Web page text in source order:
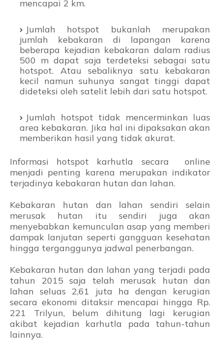
mencapai 2 km.
Jumlah hotspot bukanlah merupakan
jumlah kebakaran di lapangan karena
beberapa kejadian kebakaran dalam radius
500 m dapat saja terdeteksi sebagai satu
hotspot. Atau sebaliknya satu kebakaran
kecil namun suhunya sangat tinggi dapat
dideteksi oleh satelit lebih dari satu hotspot.
Jumlah hotspot tidak mencerminkan luas
area kebakaran. Jika hal ini dipaksakan akan
memberikan hasil yang tidak akurat.
Informasi hotspot karhutla secara online
menjadi penting karena merupakan indikator
terjadinya kebakaran hutan dan lahan.
Kebakaran hutan dan lahan sendiri selain
merusak hutan itu sendiri juga akan
menyebabkan kemunculan asap yang memberi
dampak lanjutan seperti gangguan kesehatan
hingga terganggunya jadwal penerbangan.
Kebakaran hutan dan lahan yang terjadi pada
tahun 2015 saja telah merusak hutan dan
lahan seluas 2,61 juta ha dengan kerugian
secara ekonomi ditaksir mencapai hingga Rp.
221 Trilyun, belum dihitung lagi kerugian
akibat kejadian karhutla pada tahun-tahun
lainnya.